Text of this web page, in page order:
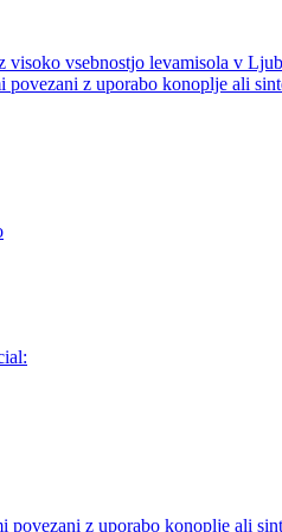
visoko vsebnostjo levamisola v
povezani z uporabo konoplje ali
povezani z uporabo konoplje ali